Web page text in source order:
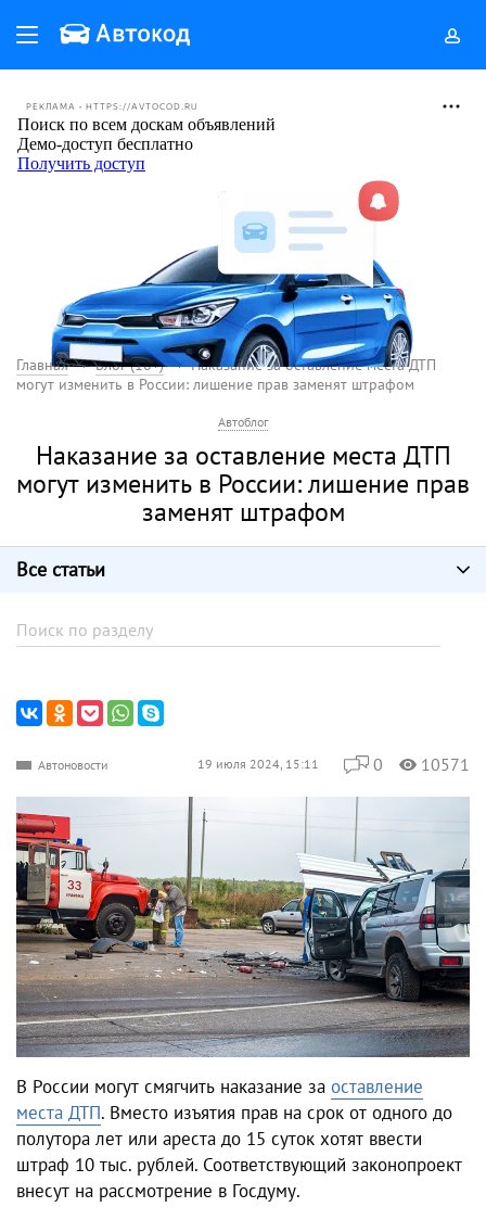
РЕКЛАМА • HTTPS://AVTOCOD.RU
Главная Блог (18+)
Наказание за оставление места ДТП
могут изменить в России: лишение прав заменят штрафом
Автоблог
Наказание за оставление места ДТП
могут изменить в России: лишение прав
заменят штрафом
Все статьи
Автоновости 19 июля 2024, 15:11 0 10571
В России могут смягчить наказание за оставление
места ДТП. Вместо изъятия прав на срок от одного до
полутора лет или ареста до 15 суток хотят ввести
штраф 10 тыс. рублей. Соответствующий законопроект
внесут на рассмотрение в Госдуму.